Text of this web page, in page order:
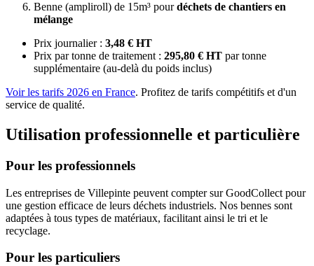
Benne (ampliroll) de 15m³ pourdéchets de chantiers en
mélange
Prix journalier : 3,48 € HT
Prix par tonne de traitement : 295,80 € HT par tonne
supplémentaire (au-delà du poids inclus)
Voir les tarifs 2026 en France. Profitez de tarifs compétitifs et d'un
service de qualité.
Utilisation professionnelle et particulière
Pour les professionnels
Les entreprises de Villepinte peuvent compter sur GoodCollect pour
une gestion efficace de leurs déchets industriels. Nos bennes sont
adaptées à tous types de matériaux, facilitant ainsi le tri et le
recyclage.
Pour les particuliers